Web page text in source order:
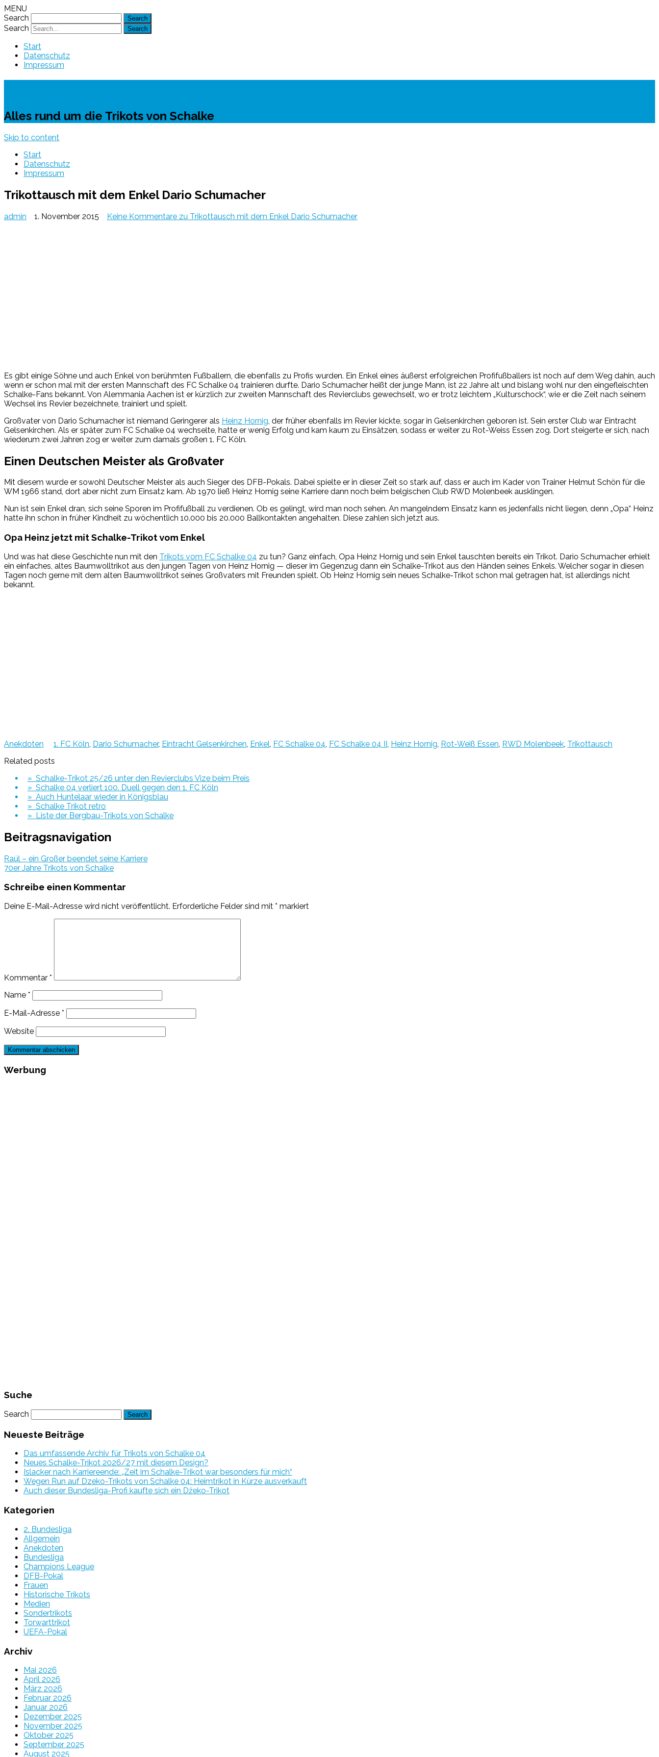
MENU
Search
Search
Start
Datenschutz
Impressum
Alles rund um die Trikots von Schalke
Skip to content
Start
Datenschutz
Impressum
Trikottausch mit dem Enkel Dario Schumacher
admin 1. November 2015 Keine Kommentare zu Trikottausch mit dem Enkel Dario Schumacher
Es gibt einige Söhne und auch Enkel von berühmten Fußballern, die ebenfalls zu Profis wurden. Ein Enkel eines äußerst erfolgreichen Profifußballers ist noch auf dem Weg dahin, auch
wenn er schon mal mit der ersten Mannschaft des FC Schalke 04 trainieren durfte. Dario Schumacher heißt der junge Mann, ist 22 Jahre alt und bislang wohl nur den eingefleischten
Schalke-Fans bekannt. Von Alemmania Aachen ist er kürzlich zur zweiten Mannschaft des Revierclubs gewechselt, wo er trotz leichtem „Kulturschock“, wie er die Zeit nach seinem
Wechsel ins Revier bezeichnete, trainiert und spielt.
Großvater von Dario Schumacher ist niemand Geringerer als Heinz Hornig , der früher ebenfalls im Revier kickte, sogar in Gelsenkirchen geboren ist. Sein erster Club war Eintracht
Gelsenkirchen. Als er später zum FC Schalke 04 wechselte, hatte er wenig Erfolg und kam kaum zu Einsätzen, sodass er weiter zu Rot-Weiss Essen zog. Dort steigerte er sich, nach
wiederum zwei Jahren zog er weiter zum damals großen 1. FC Köln.
Einen Deutschen Meister als Großvater
Mit diesem wurde er sowohl Deutscher Meister als auch Sieger des DFB-Pokals. Dabei spielte er in dieser Zeit so stark auf, dass er auch im Kader von Trainer Helmut Schön für die
WM 1966 stand, dort aber nicht zum Einsatz kam. Ab 1970 ließ Heinz Hornig seine Karriere dann noch beim belgischen Club RWD Molenbeek ausklingen.
Nun ist sein Enkel dran, sich seine Sporen im Profifußball zu verdienen. Ob es gelingt, wird man noch sehen. An mangelndem Einsatz kann es jedenfalls nicht liegen, denn „Opa“ Heinz
hatte ihn schon in früher Kindheit zu wöchentlich 10.000 bis 20.000 Ballkontakten angehalten. Diese zahlen sich jetzt aus.
Opa Heinz jetzt mit Schalke-Trikot vom Enkel
Und was hat diese Geschichte nun mit den Trikots vom FC Schalke 04 zu tun? Ganz einfach, Opa Heinz Hornig und sein Enkel tauschten bereits ein Trikot. Dario Schumacher erhielt
ein einfaches, altes Baumwolltrikot aus den jungen Tagen von Heinz Hornig — dieser im Gegenzug dann ein Schalke-Trikot aus den Händen seines Enkels. Welcher sogar in diesen
Tagen noch gerne mit dem alten Baumwolltrikot seines Großvaters mit Freunden spielt. Ob Heinz Hornig sein neues Schalke-Trikot schon mal getragen hat, ist allerdings nicht
bekannt.
Anekdoten 1. FC Köln, Dario Schumacher, Eintracht Gelsenkirchen, Enkel, FC Schalke 04, FC Schalke 04 II, Heinz Hornig, Rot-Weiß Essen, RWD Molenbeek, Trikottausch
Related posts
» Schalke-Trikot 25/26 unter den Revierclubs Vize beim Preis
» Schalke 04 verliert 100. Duell gegen den 1. FC Köln
» Auch Huntelaar wieder in Königsblau
» Schalke Trikot retro
» Liste der Bergbau-Trikots von Schalke
Beitragsnavigation
Raúl – ein Großer beendet seine Karriere
70er Jahre Trikots von Schalke
Schreibe einen Kommentar
Deine E-Mail-Adresse wird nicht veröffentlicht. Erforderliche Felder sind mit * markiert
Kommentar *
Name *
E-Mail-Adresse *
Website
Werbung
Suche
Search
Neueste Beiträge
Das umfassende Archiv für Trikots von Schalke 04
Neues Schalke-Trikot 2026/27 mit diesem Design?
Islacker nach Karriereende: „Zeit im Schalke-Trikot war besonders für mich“
Wegen Run auf Dzeko-Trikots von Schalke 04: Heimtrikot in Kürze ausverkauft
Auch dieser Bundesliga-Profi kaufte sich ein Džeko-Trikot
Kategorien
2. Bundesliga
Allgemein
Anekdoten
Bundesliga
Champions League
DFB-Pokal
Frauen
Historische Trikots
Medien
Sondertrikots
Torwarttrikot
UEFA-Pokal
Archiv
Mai 2026
April 2026
März 2026
Februar 2026
Januar 2026
Dezember 2025
November 2025
Oktober 2025
September 2025
August 2025